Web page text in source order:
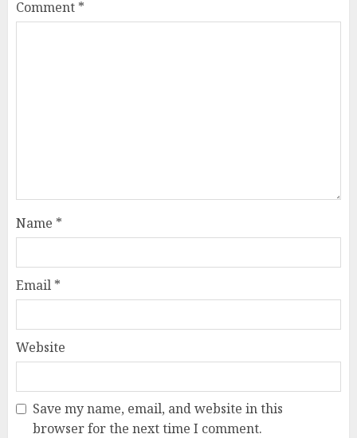
Comment *
Name *
Email *
Website
Save my name, email, and website in this
browser for the next time I comment.